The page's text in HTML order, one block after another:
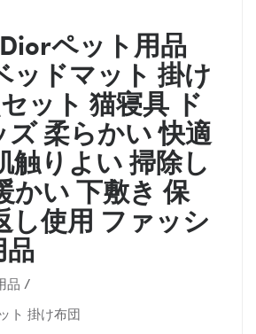
Diorペット用品
ッドマット 掛け
ット 猫寝具 ド
ズ 柔らかい 快適
触りよい 掃除し
かい 下敷き 保
し使用 ファッシ
品
品 /
ト 掛け布団